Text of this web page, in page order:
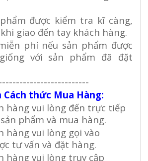
được kiểm tra kĩ càng,
giao đến tay khách hàng.
phí nếu sản phẩm được
với sản phẩm đã đặt
Cách thức Mua Hàng:
hàng vui lòng đến trực tiếp
phẩm và mua hàng.
hàng vui lòng gọi vào
tư vấn và đặt hàng.
hàng vui lòng truy cập